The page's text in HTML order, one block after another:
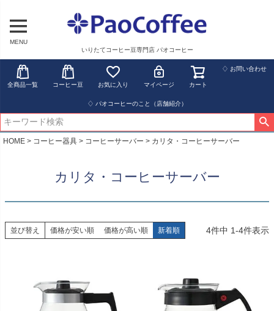
MENU
いりたてコーヒー豆専門店 パオコーヒー
全商品一覧 コーヒー豆 お気に入り マイページ カート
♢ お問い合わせ
♢ パオコーヒーのこと（店舗紹介）
HOME コーヒー器具 コーヒーサーバー カリタ・コーヒーサーバー
カリタ・コーヒーサーバー
並び替え 価格が安い順 価格が高い順 新着順 4件中 1-4件表示